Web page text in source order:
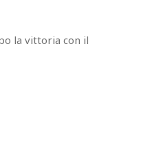
la vittoria con il